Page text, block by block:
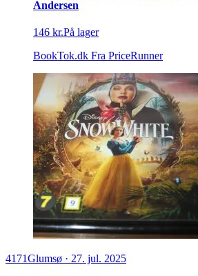
Andersen
146 kr.På lager
BookTok.dk Fra PriceRunner
4171Glumsø · 27. jul. 2025